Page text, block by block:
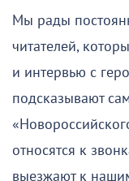
Мы рады
читателей,
и интервью с
подсказывают
относятся к
выезжают к